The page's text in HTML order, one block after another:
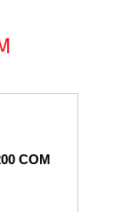
COM